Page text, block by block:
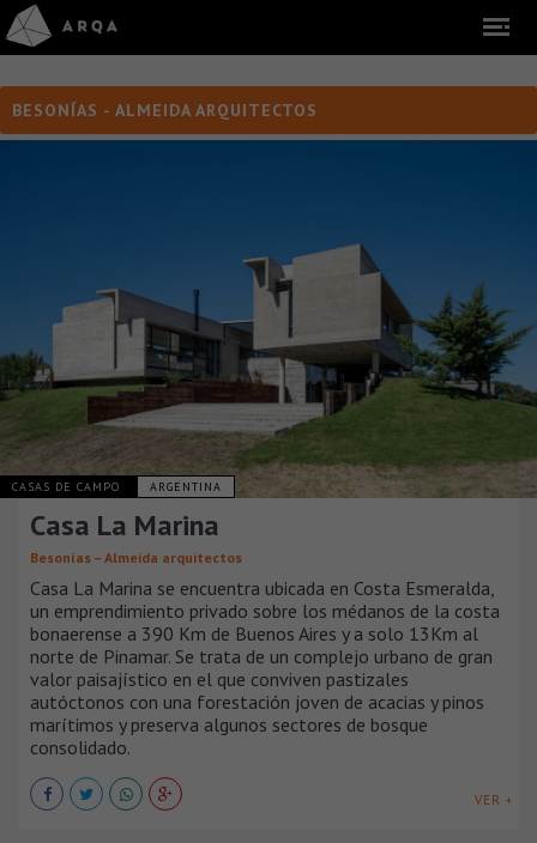
BESONÍAS - ALMEIDA ARQUITECTOS
CASAS DE CAMPO ARGENTINA
Casa La Marina
Besonías – Almeida arquitectos
Casa La Marina se encuentra ubicada en Costa Esmeralda,
un emprendimiento privado sobre los médanos de la costa
bonaerense a 390 Km de Buenos Aires y a solo 13Km al
norte de Pinamar. Se trata de un complejo urbano de gran
valor paisajístico en el que conviven pastizales
autóctonos con una forestación joven de acacias y pinos
marítimos y preserva algunos sectores de bosque
consolidado.
VER +